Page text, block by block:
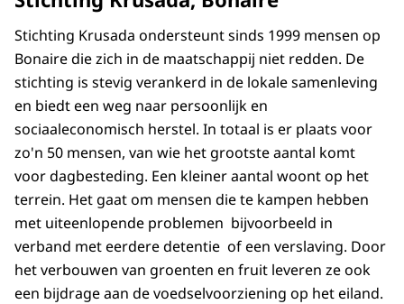
Stichting Krusada ondersteunt sinds 1999 mensen op
Bonaire die zich in de maatschappij niet redden. De
stichting is stevig verankerd in de lokale samenleving
en biedt een weg naar persoonlijk en
sociaaleconomisch herstel. In totaal is er plaats voor
zo'n 50 mensen, van wie het grootste aantal komt
voor dagbesteding. Een kleiner aantal woont op het
terrein. Het gaat om mensen die te kampen hebben
met uiteenlopende problemen bijvoorbeeld in
verband met eerdere detentie of een verslaving. Door
het verbouwen van groenten en fruit leveren ze ook
een bijdrage aan de voedselvoorziening op het eiland.